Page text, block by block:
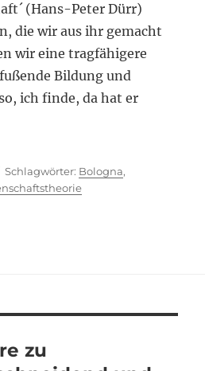
(Hans-Peter Dürr)
die wir aus ihr gemacht
wir eine tragfähigere
Bildung und
ich finde, da hat er
Schlagwörter
Bologna,
zu